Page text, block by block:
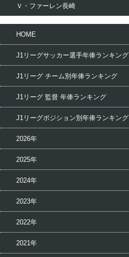
Ｖ・ファーレン長崎
HOME
J1リーグサッカー選手年俸ランキング
J1リーグ チーム別年俸ランキング
J1リーグ 監督 年俸ランキング
J1リーグポジション別年俸ランキング
2026年
2025年
2024年
2023年
2022年
2021年